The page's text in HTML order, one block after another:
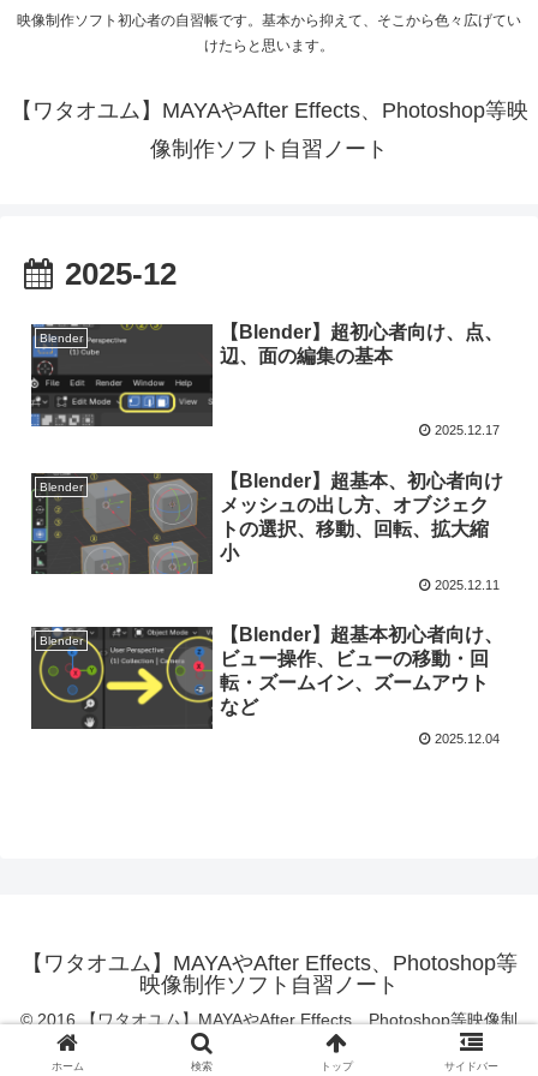
映像制作ソフト初心者の自習帳です。基本から抑えて、そこから色々広げてい
けたらと思います。
【ワタオユム】MAYAやAfter Effects、Photoshop等映
像制作ソフト自習ノート
2025-12
Blender
【Blender】超初心者向け、点、
辺、面の編集の基本
2025.12.17
Blender
【Blender】超基本、初心者向け
メッシュの出し方、オブジェク
トの選択、移動、回転、拡大縮
小
2025.12.11
Blender
【Blender】超基本初心者向け、
ビュー操作、ビューの移動・回
転・ズームイン、ズームアウト
など
2025.12.04
【ワタオユム】MAYAやAfter Effects、Photoshop等
映像制作ソフト自習ノート
© 2016 【ワタオユム】MAYAやAfter Effects、Photoshop等映像制
作ソフト自習ノート.
ホーム 検索 トップ サイドバー